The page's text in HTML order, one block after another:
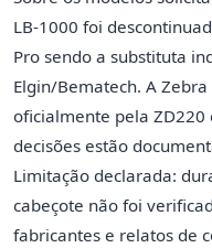
LB-1000 foi
Pro sendo a substituta
Elgin/Bematech. A
oficialmente pela ZD220
decisões estão
Limitação declarada:
cabeçote não foi
fabricantes e relatos de